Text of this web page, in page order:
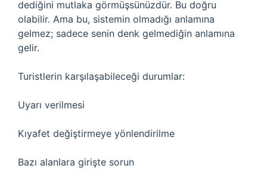
dediğini mutlaka görmüşsünüzdür. Bu doğru
olabilir. Ama bu, sistemin olmadığı anlamına
gelmez; sadece senin denk gelmediğin anlamına
gelir.
Turistlerin karşılaşabileceği durumlar:
Uyarı verilmesi
Kıyafet değiştirmeye yönlendirilme
Bazı alanlara girişte sorun